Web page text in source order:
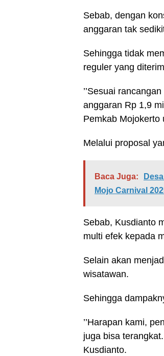
Sebab, dengan
anggaran tak
Sehingga tidak
reguler yang
’’Sesuai
anggaran Rp 1,9
Pemkab Mojokerto
Melalui proposal
Baca Juga:
Mojo Carnival
Sebab, Kusdianto
multi efek kepada
Selain akan
wisatawan.
Sehingga
’’Harapan kami,
juga bisa
Kusdianto.